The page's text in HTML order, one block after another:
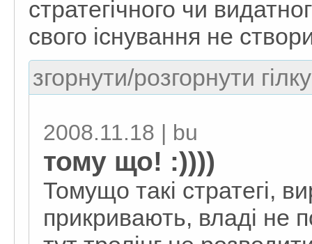
стратегічного чи
свого існування не
згорнути/розгорнути
2008.11.18 | bu
тому що! :))))
Томущо такі стратегі,
прикривають, владі не